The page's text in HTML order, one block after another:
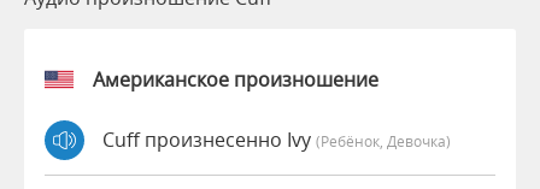
Американское произношение
Cuff произнесенно Ivy (Ребёнок, Девочка)